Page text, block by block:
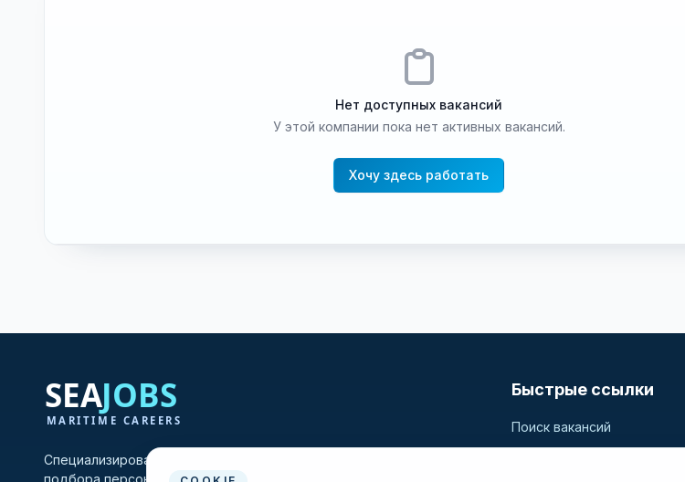
Нет доступных вакансий
У этой компании пока нет активных вакансий.
Хочу здесь работать
Специализированная платформа для морских вакансий и
подбора персонала, объединяющая моряков и судоходные
Быстрые ссылки
Поиск вакансий